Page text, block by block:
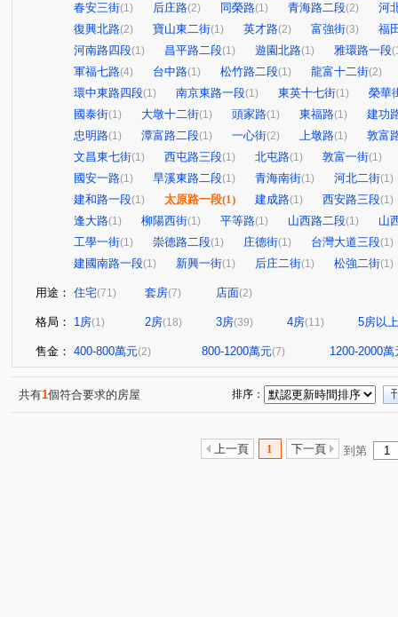
春安三街(1) 后庄路(2) 同榮路(1) 青海路二段(2)
河
復興北路(2) 寶山東二街(1) 英才路(2) 富強街(3)
福
河南路四段(1) 昌平路二段(1) 遊園北路(1) 雅環路一段
軍福七路(4) 台中路(1) 松竹路二段(1) 龍富十二街(2)
環中東路四段(1) 南京東路一段(1) 東英十七街(1)
榮華
國泰街(1) 大墩十二街(1) 頭家路(1) 東福路(1)
建功
忠明路(1) 潭富路二段(1) 一心街(2) 上墩路(1)
敦富
文昌東七街(1) 西屯路三段(1) 北屯路(1) 敦富一街(1)
國安一路(1) 旱溪東路二段(1) 青海南街(1) 河北二街(1)
建和路一段(1) 太原路一段(1) 建成路(1) 西安路三段(1)
逢大路(1) 柳陽西街(1) 平等路(1) 山西路二段(1)
山
工學一街(1) 崇德路二段(1) 庄德街(1) 台灣大道三段(1)
建國南路一段(1) 新興一街(1) 后庄二街(1) 松強二街(1)
用途： 住宅(71) 套房(7) 店面(2)
格局： 1房(1) 2房(18) 3房(39) 4房(11) 5房以上
售金： 400-800萬元(2) 800-1200萬元(7) 1200-2000萬
共有1個符合要求的房屋 排序：
上一頁 1 下一頁 到第